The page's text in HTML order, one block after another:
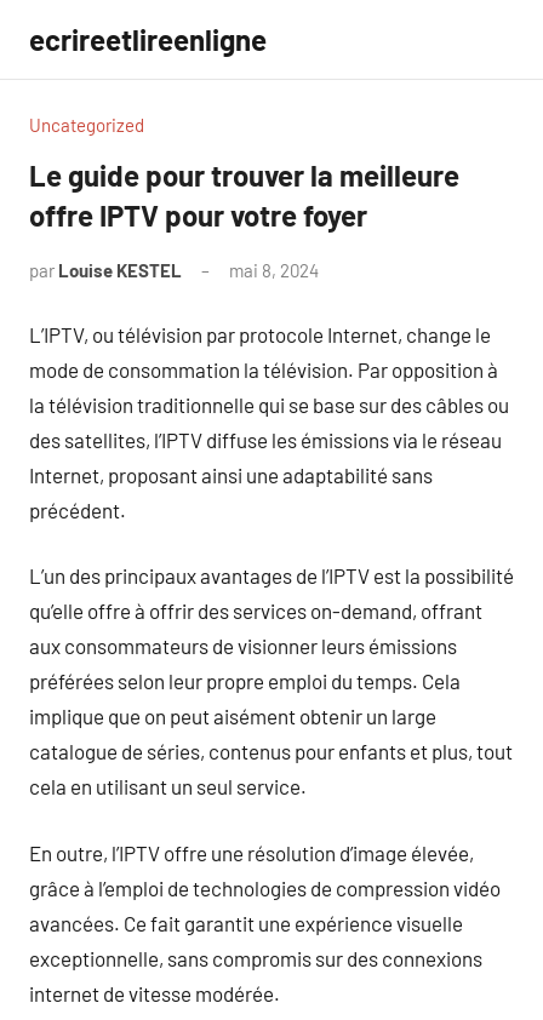
contenu
ecrireetlireenligne
Uncategorized
Le guide pour trouver la meilleure
offre IPTV pour votre foyer
par Louise KESTEL mai 8, 2024
L’IPTV, ou télévision par protocole Internet, change le
mode de consommation la télévision. Par opposition à
la télévision traditionnelle qui se base sur des câbles ou
des satellites, l’IPTV diffuse les émissions via le réseau
Internet, proposant ainsi une adaptabilité sans
précédent.
L’un des principaux avantages de l’IPTV est la possibilité
qu’elle offre à offrir des services on-demand, offrant
aux consommateurs de visionner leurs émissions
préférées selon leur propre emploi du temps. Cela
implique que on peut aisément obtenir un large
catalogue de séries, contenus pour enfants et plus, tout
cela en utilisant un seul service.
En outre, l’IPTV offre une résolution d’image élevée,
grâce à l’emploi de technologies de compression vidéo
avancées. Ce fait garantit une expérience visuelle
exceptionnelle, sans compromis sur des connexions
internet de vitesse modérée.